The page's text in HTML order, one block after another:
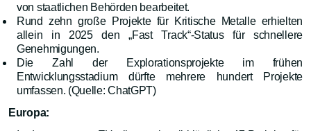
von staatlichen Behörden bearbeitet.
Rund zehn große Projekte für Kritische Metalle erhielten
allein in 2025 den „Fast Track“-Status für schnellere
Genehmigungen.
Die Zahl der Explorationsprojekte im frühen
Entwicklungsstadium dürfte mehrere hundert Projekte
umfassen. (Quelle: ChatGPT)
Europa: